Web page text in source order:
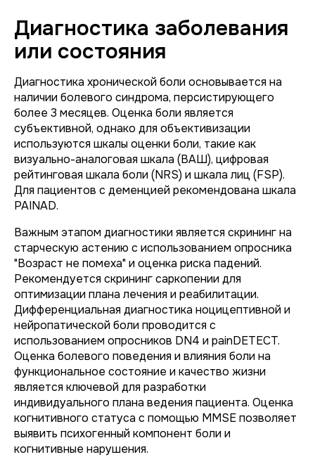
Диагностика заболевания
или состояния
Диагностика хронической боли основывается на
наличии болевого синдрома, персистирующего
более 3 месяцев. Оценка боли является
субъективной, однако для объективизации
используются шкалы оценки боли, такие как
визуально-аналоговая шкала (ВАШ), цифровая
рейтинговая шкала боли (NRS) и шкала лиц (FSP).
Для пациентов с деменцией рекомендована шкала
PAINAD.
Важным этапом диагностики является скрининг на
старческую астению с использованием опросника
"Возраст не помеха" и оценка риска падений.
Рекомендуется скрининг саркопении для
оптимизации плана лечения и реабилитации.
Дифференциальная диагностика ноцицептивной и
нейропатической боли проводится с
использованием опросников DN4 и painDETECT.
Оценка болевого поведения и влияния боли на
функциональное состояние и качество жизни
является ключевой для разработки
индивидуального плана ведения пациента. Оценка
когнитивного статуса с помощью MMSE позволяет
выявить психогенный компонент боли и
когнитивные нарушения.